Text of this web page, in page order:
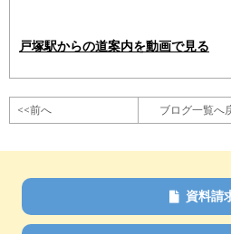
戸塚駅からの道案内を動画で見る
<<前へ ブログ一覧へ
資料請